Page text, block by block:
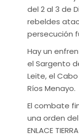
del 2 al 3 de
rebeldes
persecución
Hay un
el Sargento
Leite, el
Ríos Menayo.
El combate
una orden del
ENLACE